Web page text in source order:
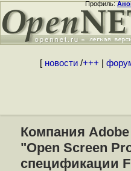
Профиль:
[ новости/+++
Компания
"Open Screen
спецификации